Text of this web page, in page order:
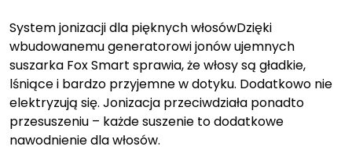
System jonizacji dla pięknych włosówDzięki
wbudowanemu generatorowi jonów ujemnych
suszarka Fox Smart sprawia, że włosy są gładkie,
lśniące i bardzo przyjemne w dotyku. Dodatkowo nie
elektryzują się. Jonizacja przeciwdziała ponadto
przesuszeniu – każde suszenie to dodatkowe
nawodnienie dla włosów.